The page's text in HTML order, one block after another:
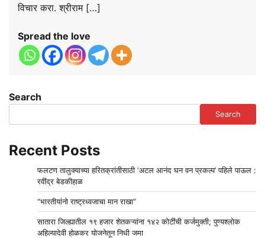
विचार करा. श्रीराम […]
Spread the love
Search
Search
Recent Posts
फलटण तालुक्याच्या हरितक्रांतीसाठी ‘अटल आनंद घन वन प्रकल्प’ पहिले पाऊल :
रवींद्र बेडकीहाळ
“भारतीयांनो राष्ट्रध्वजाचा मान राखा”
सातारा जिल्ह्यातील १९ हजार शेतकऱ्यांना १४२ कोटींची कर्जमुक्ती; पुण्यश्लोक
अहिल्यादेवी होळकर योजनेतून निधी जमा